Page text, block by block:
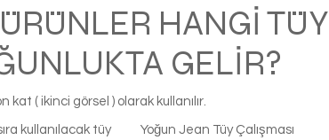
HANGİ
GELİR?
kat ( ikinci görsel ) olarak kullanılır.
kullanılacak tüy
Yoğun Jean Tüy Çalışması